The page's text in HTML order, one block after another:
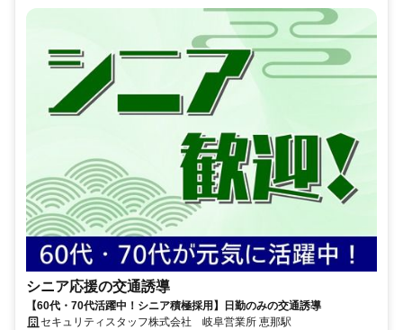
シニア応援の交通誘導
【60代・70代活躍中！シニア積極採用】日勤のみの交通誘導
セキュリティスタッフ株式会社 岐阜営業所 恵那駅